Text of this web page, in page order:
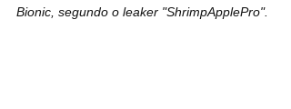
Bionic, segundo o leaker "ShrimpApplePro".